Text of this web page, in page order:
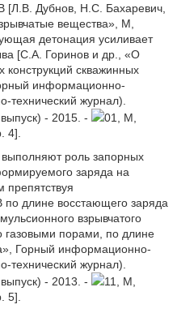
[Л.В. Дубнов, Н.С. Бахаревич,
вещества», М,
детонация усиливает
[С.А. Горинов и др., «О
конструкций скважинных
информационно-
технический журнал).
- 2015. -
01, М,
4].
роль запорных
заряда на
длине восстающего заряда
взрывчатого
газовыми порами, по длине
Горный информационно-
технический журнал).
- 2013. -
11, М,
5].